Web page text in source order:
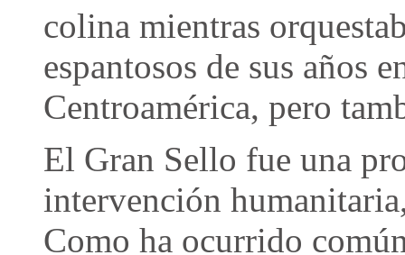
colina mientras
espantosos de sus años
Centroamérica, pero
El Gran Sello fue una
intervención
Como ha ocurrido